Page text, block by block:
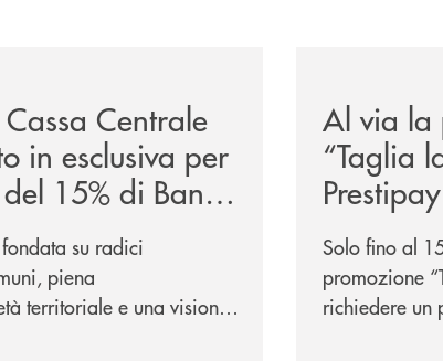
Centrale
in esclusiva per
15% di Banca
1884su radici
piena
territoriale e una visione
Al via la
“Taglia
per te!
Solo fino al
promozione
richiedere un